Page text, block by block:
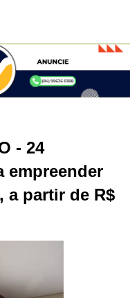
- 24
empreender
a partir de R$